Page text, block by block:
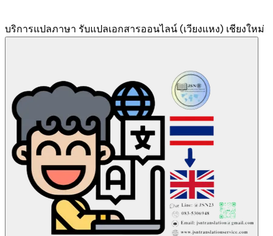
บริการแปลภาษา รับแปลเอกสารออนไลน์ (เวียงแหง) เชียงใหม่